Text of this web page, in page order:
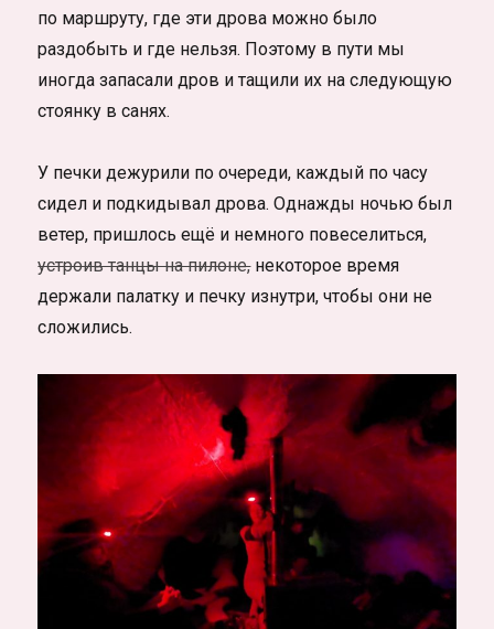
по маршруту, где эти дрова можно было
раздобыть и где нельзя. Поэтому в пути мы
иногда запасали дров и тащили их на следующую
стоянку в санях.
У печки дежурили по очереди, каждый по часу
сидел и подкидывал дрова. Однажды ночью был
ветер, пришлось ещё и немного повеселиться,
устроив танцы на пилоне,некоторое время
держали палатку и печку изнутри, чтобы они не
сложились.